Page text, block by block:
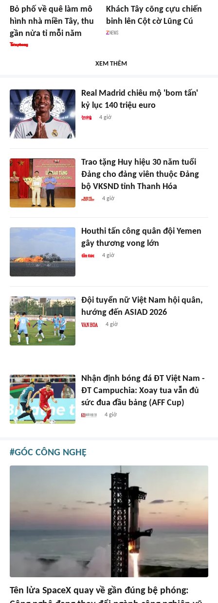
Bỏ phố về quê làm mô
hình nhà miền Tây, thu
gần nửa tỉ mỗi năm
Khách Tây cõng cựu chiến
binh lên Cột cờ Lũng Cú
XEM THÊM
Real Madrid chiêu mộ 'bom tấn'
kỷ lục 140 triệu euro
4 giờ
Trao tặng Huy hiệu 30 năm tuổi
Đảng cho đảng viên thuộc Đảng
bộ VKSND tỉnh Thanh Hóa
4 giờ
Houthi tấn công quân đội Yemen
gây thương vong lớn
4 giờ
Đội tuyển nữ Việt Nam hội quân,
hướng đến ASIAD 2026
4 giờ
Nhận định bóng đá ĐT Việt Nam -
ĐT Campuchia: Xoay tua vẫn đủ
sức đua đầu bảng (AFF Cup)
4 giờ
GÓC CÔNG NGHỆ
Tên lửa SpaceX quay về gần đúng bệ phóng: